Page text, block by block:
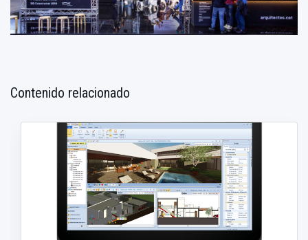
Contenido relacionado